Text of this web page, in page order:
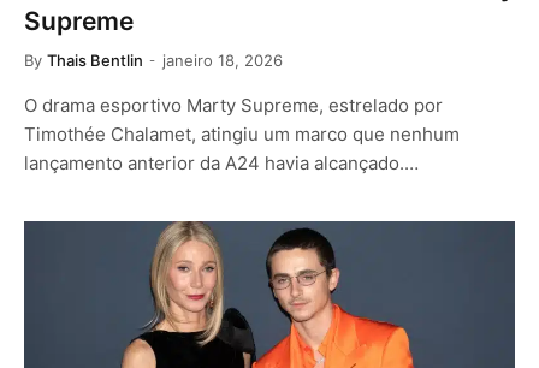
Supreme
By Thais Bentlin janeiro 18, 2026
O drama esportivo Marty Supreme, estrelado por
Timothée Chalamet, atingiu um marco que nenhum
lançamento anterior da A24 havia alcançado.…